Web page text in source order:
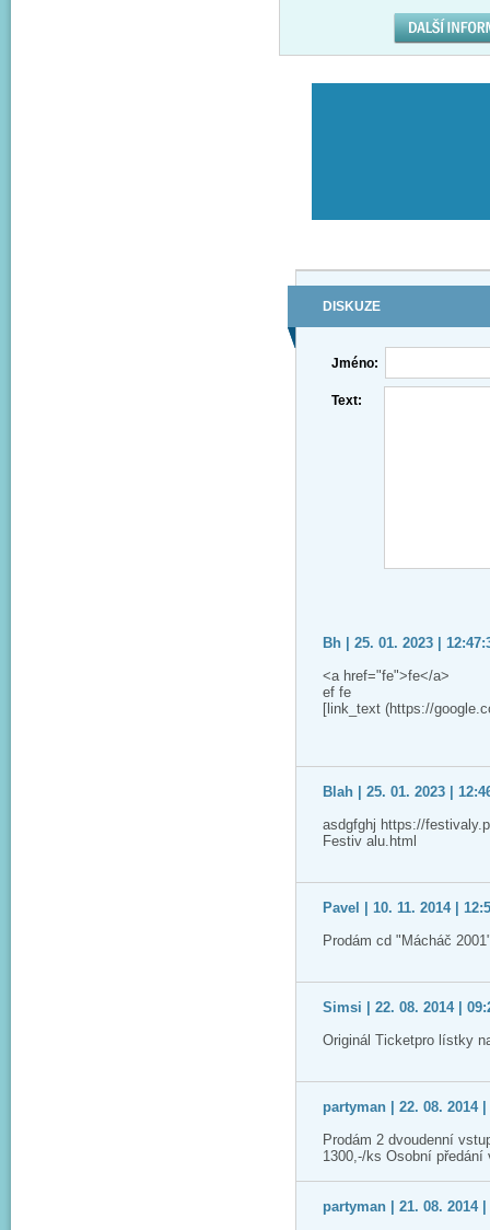
DISKUZE
Jméno:
Text:
Bh | 25. 01. 2023 |
<a href="fe">fe</a>
ef fe
[link_text (https://
Blah | 25. 01. 2023 |
asdgfghj https://
Festiv alu.html
Pavel | 10. 11. 2014 |
Prodám cd "Mácháč
Simsi | 22. 08. 2014 |
Originál Ticketpro lístky
partyman | 22. 08. 2014 |
Prodám 2 dvoudenní
1300,-/ks Osobní
partyman | 21. 08. 2014 |